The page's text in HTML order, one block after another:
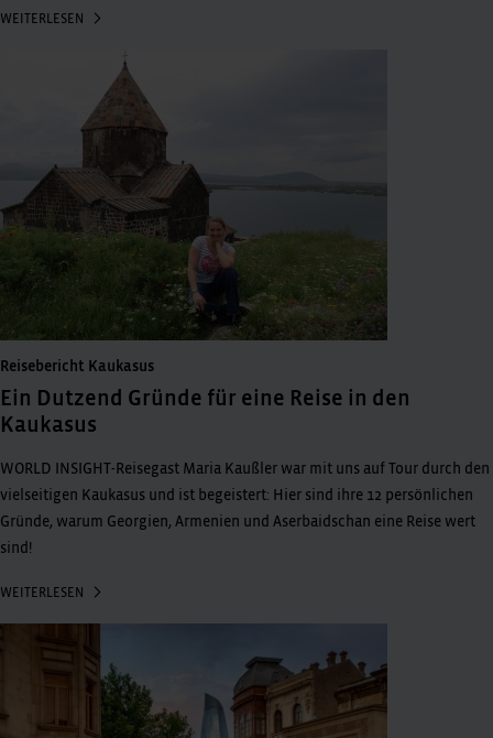
WEITERLESEN
Reisebericht Kaukasus
Ein Dutzend Gründe für eine Reise in den
Kaukasus
WORLD INSIGHT-Reisegast Maria Kaußler war mit uns auf Tour durch den
vielseitigen Kaukasus und ist begeistert: Hier sind ihre 12 persönlichen
Gründe, warum Georgien, Armenien und Aserbaidschan eine Reise wert
sind!
WEITERLESEN